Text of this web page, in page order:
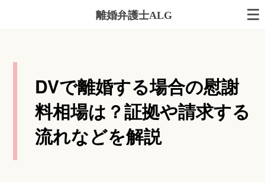
離婚弁護士ALG
DVで離婚する場合の慰謝
料相場は？証拠や請求する
流れなどを解説